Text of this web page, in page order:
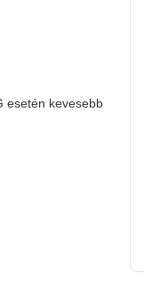
esetén kevesebb